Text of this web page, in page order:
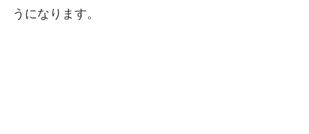
うになります。